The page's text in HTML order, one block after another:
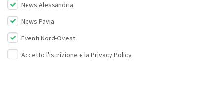
News Alessandria
News Pavia
Eventi Nord-Ovest
Accetto l'iscrizione e la Privacy Policy